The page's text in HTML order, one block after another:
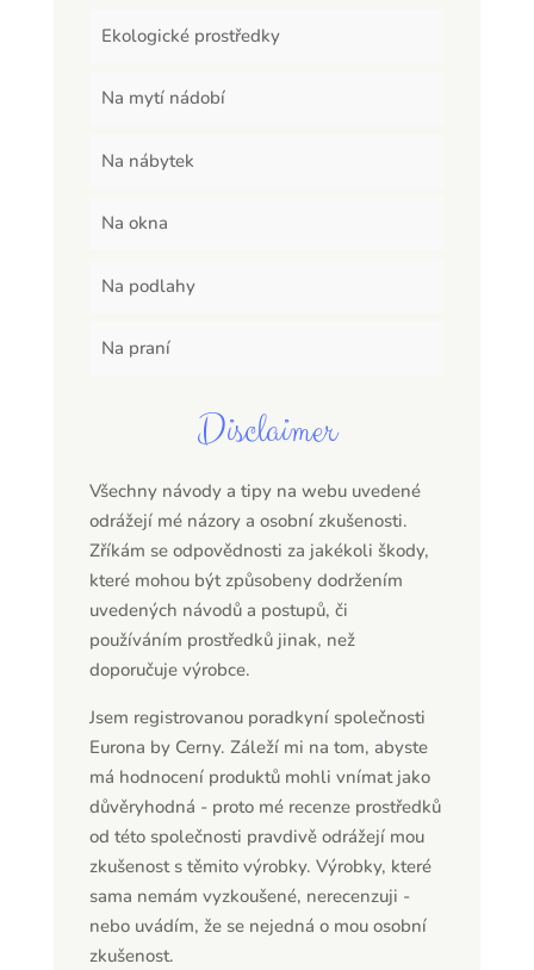
Ekologické prostředky
Na mytí nádobí
Na nábytek
Na okna
Na podlahy
Na praní
Disclaimer
Všechny návody a tipy na webu uvedené
odrážejí mé názory a osobní zkušenosti.
Zříkám se odpovědnosti za jakékoli škody,
které mohou být způsobeny dodržením
uvedených návodů a postupů, či
používáním prostředků jinak, než
doporučuje výrobce.
Jsem registrovanou poradkyní společnosti
Eurona by Cerny. Záleží mi na tom, abyste
má hodnocení produktů mohli vnímat jako
důvěryhodná - proto mé recenze prostředků
od této společnosti pravdivě odrážejí mou
zkušenost s těmito výrobky. Výrobky, které
sama nemám vyzkoušené, nerecenzuji -
nebo uvádím, že se nejedná o mou osobní
zkušenost.